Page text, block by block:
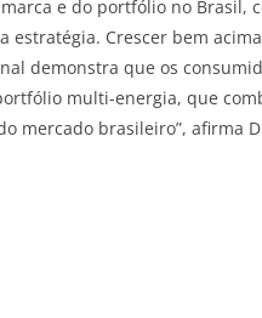
e do portfólio no Brasil,
estratégia. Crescer bem
demonstra que os
multi-energia, que
mercado brasileiro”, afirma